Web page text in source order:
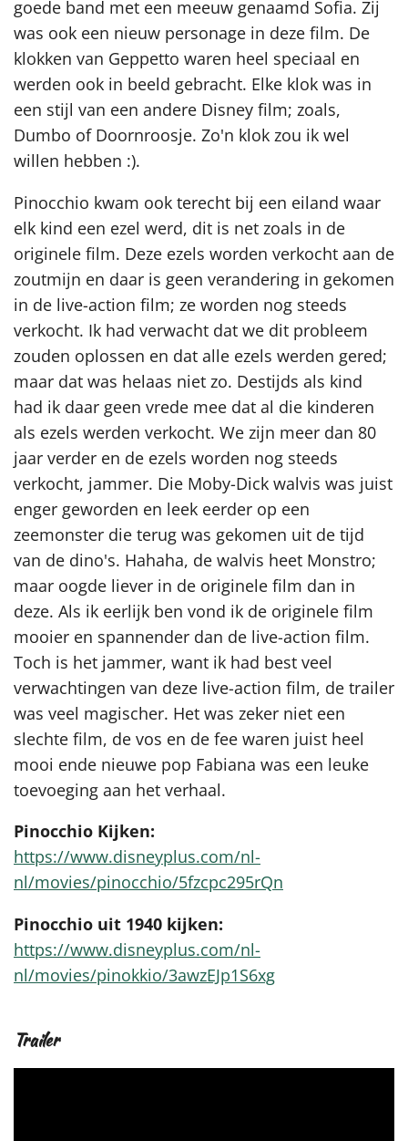
goede band met een meeuw genaamd Sofia. Zij
was ook een nieuw personage in deze film. De
klokken van Geppetto waren heel speciaal en
werden ook in beeld gebracht. Elke klok was in
een stijl van een andere Disney film; zoals,
Dumbo of Doornroosje. Zo'n klok zou ik wel
willen hebben :).
Pinocchio kwam ook terecht bij een eiland waar
elk kind een ezel werd, dit is net zoals in de
originele film. Deze ezels worden verkocht aan de
zoutmijn en daar is geen verandering in gekomen
in de live-action film; ze worden nog steeds
verkocht. Ik had verwacht dat we dit probleem
zouden oplossen en dat alle ezels werden gered;
maar dat was helaas niet zo. Destijds als kind
had ik daar geen vrede mee dat al die kinderen
als ezels werden verkocht. We zijn meer dan 80
jaar verder en de ezels worden nog steeds
verkocht, jammer. Die Moby-Dick walvis was juist
enger geworden en leek eerder op een
zeemonster die terug was gekomen uit de tijd
van de dino's. Hahaha, de walvis heet Monstro;
maar oogde liever in de originele film dan in
deze. Als ik eerlijk ben vond ik de originele film
mooier en spannender dan de live-action film.
Toch is het jammer, want ik had best veel
verwachtingen van deze live-action film, de trailer
was veel magischer. Het was zeker niet een
slechte film, de vos en de fee waren juist heel
mooi ende nieuwe pop Fabiana was een leuke
toevoeging aan het verhaal.
Pinocchio Kijken:
https://www.disneyplus.com/nl-
nl/movies/pinocchio/5fzcpc295rQn
Pinocchio uit 1940 kijken:
https://www.disneyplus.com/nl-
nl/movies/pinokkio/3awzEJp1S6xg
Trailer